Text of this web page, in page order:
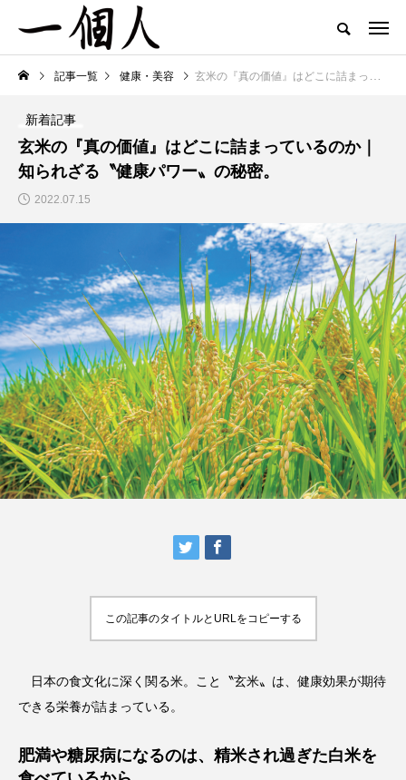
記事一覧 健康・美容 玄米の『真の価値』はどこに詰まっているのか｜知られざる〝健康パワー〟の秘密。
新着記事
玄米の『真の価値』はどこに詰まっているのか｜
知られざる〝健康パワー〟の秘密。
2022.07.15
この記事のタイトルとURLをコピーする
日本の食文化に深く関る米。こと〝玄米〟は、健康効果が期待
できる栄養が詰まっている。
肥満や糖尿病になるのは、精米され過ぎた白米を